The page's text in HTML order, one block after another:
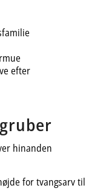
efter
hinanden
for tvangsarv til